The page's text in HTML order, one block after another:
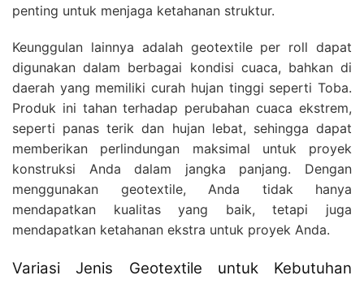
penting untuk menjaga ketahanan struktur.
Keunggulan lainnya adalah geotextile per roll dapat
digunakan dalam berbagai kondisi cuaca, bahkan di
daerah yang memiliki curah hujan tinggi seperti Toba.
Produk ini tahan terhadap perubahan cuaca ekstrem,
seperti panas terik dan hujan lebat, sehingga dapat
memberikan perlindungan maksimal untuk proyek
konstruksi Anda dalam jangka panjang. Dengan
menggunakan geotextile, Anda tidak hanya
mendapatkan kualitas yang baik, tetapi juga
mendapatkan ketahanan ekstra untuk proyek Anda.
Variasi Jenis Geotextile untuk Kebutuhan